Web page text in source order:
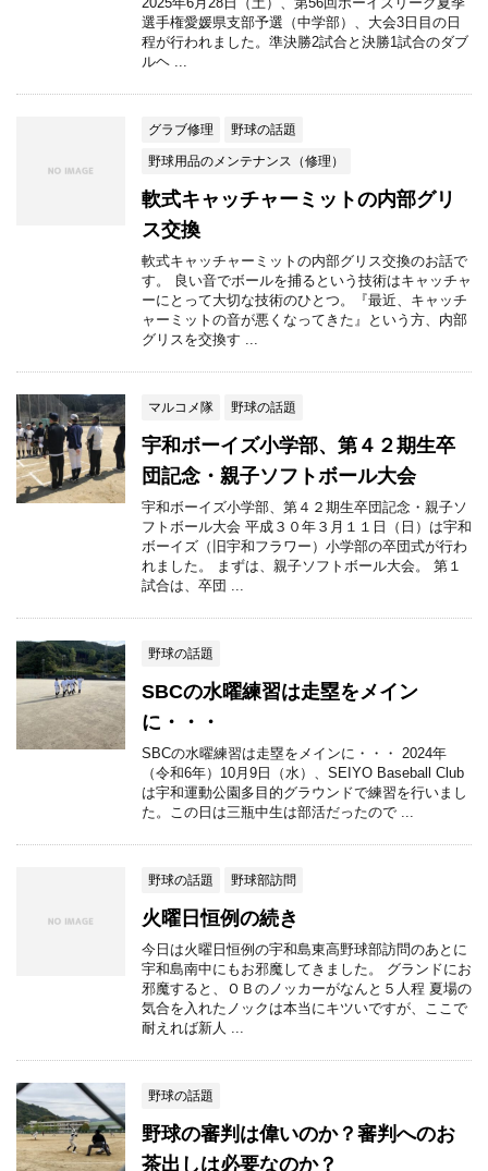
選手権愛媛県支部予選（中学部）、大会3日目の日
程が行われました。準決勝2試合と決勝1試合のダブ
ルヘ ...
グラブ修理
野球の話題
野球用品のメンテナンス（修理）
軟式キャッチャーミットの内部グリ
ス交換
軟式キャッチャーミットの内部グリス交換のお話で
す。 良い音でボールを捕るという技術はキャッチャ
ーにとって大切な技術のひとつ。『最近、キャッチ
ャーミットの音が悪くなってきた』という方、内部
グリスを交換す ...
マルコメ隊 野球の話題
宇和ボーイズ小学部、第４２期生卒
団記念・親子ソフトボール大会
宇和ボーイズ小学部、第４２期生卒団記念・親子ソ
フトボール大会 平成３０年３月１１日（日）は宇和
ボーイズ（旧宇和フラワー）小学部の卒団式が行わ
れました。 まずは、親子ソフトボール大会。 第１
試合は、卒団 ...
野球の話題
SBCの水曜練習は走塁をメイン
に・・・
SBCの水曜練習は走塁をメインに・・・ 2024年
（令和6年）10月9日（水）、SEIYO Baseball Club
は宇和運動公園多目的グラウンドで練習を行いまし
た。この日は三瓶中生は部活だったので ...
野球の話題 野球部訪問
火曜日恒例の続き
今日は火曜日恒例の宇和島東高野球部訪問のあとに
宇和島南中にもお邪魔してきました。 グランドにお
邪魔すると、ＯＢのノッカーがなんと５人程 夏場の
気合を入れたノックは本当にキツいですが、ここで
耐えれば新人 ...
野球の話題
野球の審判は偉いのか？審判へのお
茶出しは必要なのか？